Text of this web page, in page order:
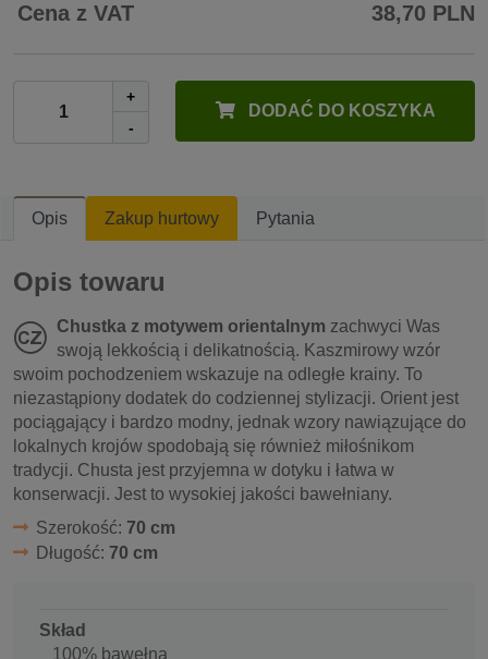
Cena z VAT 38,70 PLN
+
-
DODAĆ DO KOSZYKA
Opis Zakup hurtowy Pytania
Opis towaru
Chustka z motywem orientalnym zachwyci Was
swoją lekkością i delikatnością. Kaszmirowy wzór
swoim pochodzeniem wskazuje na odległe krainy. To
niezastąpiony dodatek do codziennej stylizacji. Orient jest
pociągający i bardzo modny, jednak wzory nawiązujące do
lokalnych krojów spodobają się również miłośnikom
tradycji. Chusta jest przyjemna w dotyku i łatwa w
konserwacji. Jest to wysokiej jakości bawełniany.
Szerokość: 70 cm
Długość: 70 cm
Skład
100% bawełna